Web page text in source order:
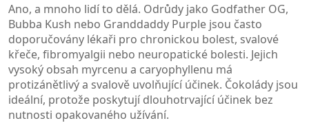
Ano, a mnoho lidí to dělá. Odrůdy jako Godfather OG,
Bubba Kush nebo Granddaddy Purple jsou často
doporučovány lékaři pro chronickou bolest, svalové
křeče, fibromyalgii nebo neuropatické bolesti. Jejich
vysoký obsah myrcenu a caryophyllenu má
protizánětlivý a svalově uvolňující účinek. Čokolády jsou
ideální, protože poskytují dlouhotrvající účinek bez
nutnosti opakovaného užívání.